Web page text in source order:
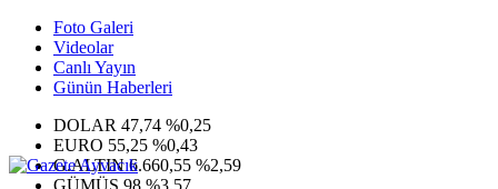
Foto Galeri
Videolar
Canlı Yayın
Günün Haberleri
DOLAR 47,74 %0,25
EURO 55,25 %0,43
G.ALTIN6.660,55 %2,59
GÜMÜŞ 98 %3,57